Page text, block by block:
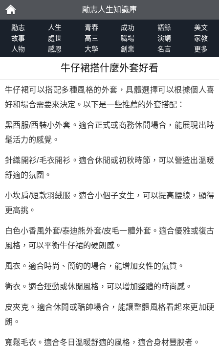
勵
志
勵志人生知識庫
勵志 人生 青春 成功 語錄
美文
故事
處世 高三 職場 演講
家教
人物
感恩 大學 創業 名言 更多
牛仔裙搭什麼外套好看
牛仔裙可以搭配多種風格的外套，具體選擇可以根據個人喜
好和場合需要來決定。以下是一些推薦的外套搭配：
黑西服/西裝小外套。適合正式或商務休閒場合，能展現出時
髦活力的感覺。
針織開衫/毛衣開衫。適合休閒或初秋時節，可以營造出溫暖
舒適的氛圍。
小坎肩/短款羽絨服。適合小個子女生，可以提高腰線，顯得
更高挑。
白色小香風外套/泰迪熊外套/皮毛一體外套。適合優雅或復古
風格，可以平衡牛仔裙的硬朗感。
風衣。適合時尚、簡約的場合，能增加女性的氣質。
衛衣。適合運動或休閒風格，可以增加整體的時尚感。
皮夾克。適合休閒或酷帥場合，能讓整體風格看起來更加硬
朗。
寬鬆毛衣。適合冬日溫暖舒適的風格，適合身材豐腴者。